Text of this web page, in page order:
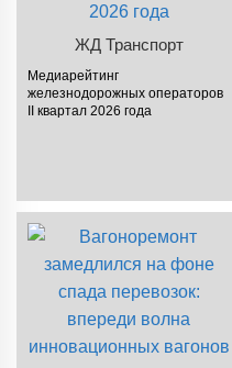
ЖД Транспорт
Медиарейтинг
железнодорожных операторов
II квартал 2026 года